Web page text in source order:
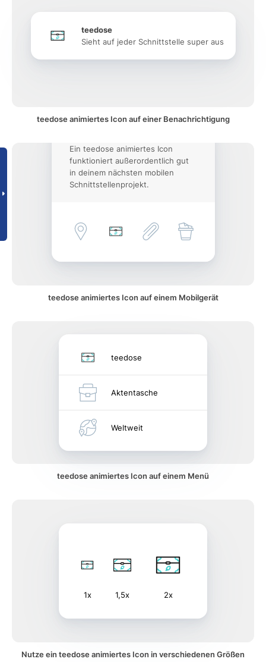
teedose
Sieht auf jeder Schnittstelle super aus
teedose animiertes Icon auf einer Benachrichtigung
Ein teedose animiertes Icon
funktioniert außerordentlich gut
in deinem nächsten mobilen
Schnittstellenprojekt.
teedose animiertes Icon auf einem Mobilgerät
teedose
Aktentasche
Weltweit
teedose animiertes Icon auf einem Menü
1x 1,5x 2x
Nutze ein teedose animiertes Icon in verschiedenen Größen